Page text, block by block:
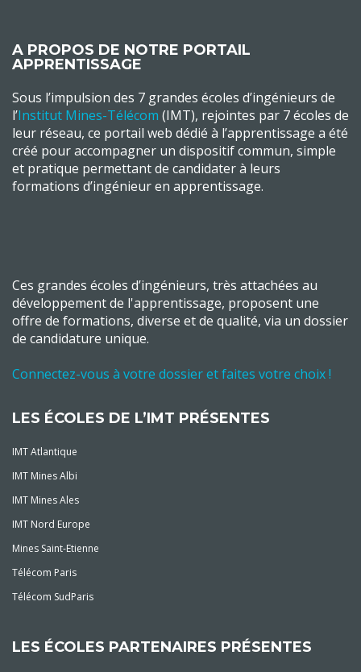
A PROPOS DE NOTRE PORTAIL
APPRENTISSAGE
Sous l’impulsion des 7 grandes écoles d’ingénieurs de
l’Institut Mines-Télécom (IMT), rejointes par 7 écoles de
leur réseau, ce portail web dédié à l’apprentissage a été
créé pour accompagner un dispositif commun, simple
et pratique permettant de candidater à leurs
formations d’ingénieur en apprentissage.
Ces grandes écoles d’ingénieurs, très attachées au
développement de l'apprentissage, proposent une
offre de formations, diverse et de qualité, via un dossier
de candidature unique.
Connectez-vous à votre dossier et faites votre choix !
LES ÉCOLES DE L’IMT PRÉSENTES
IMT Atlantique
IMT Mines Albi
IMT Mines Ales
IMT Nord Europe
Mines Saint-Etienne
Télécom Paris
Télécom SudParis
LES ÉCOLES PARTENAIRES PRÉSENTES